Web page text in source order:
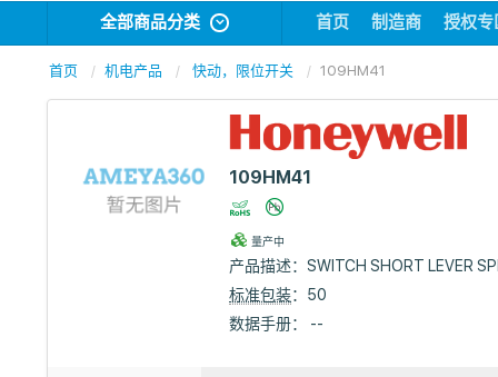
全部商品分类 首页 制造商 授权专
首页 机电产品 快动，限位开关 109HM41
109HM41
量产中
产品描述：SWITCH SHORT LEVER
标准包装：50
数据手册： --